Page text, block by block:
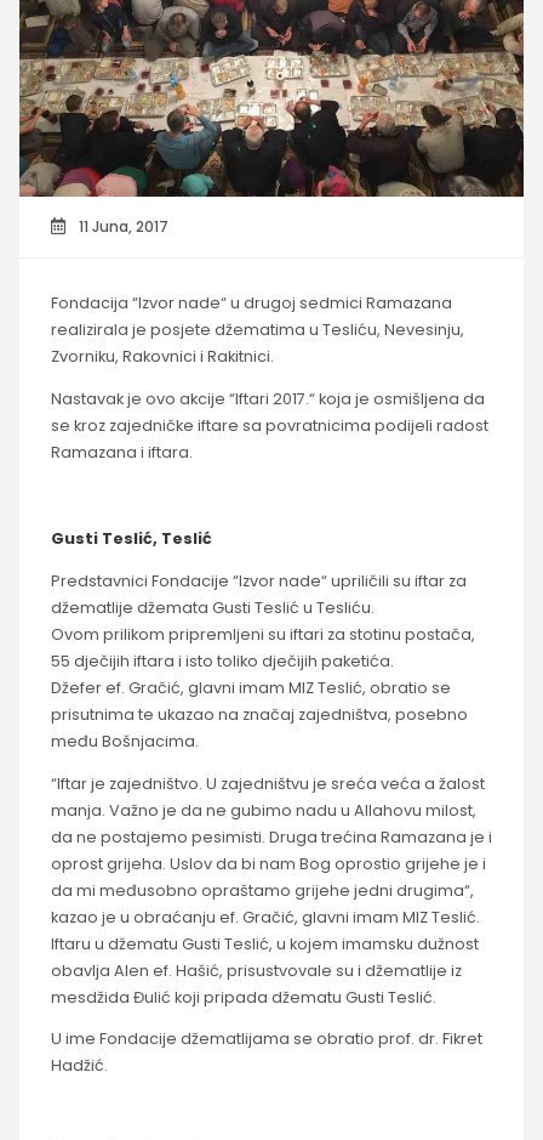
11 Juna, 2017
Fondacija “Izvor nade“ u drugoj sedmici Ramazana
realizirala je posjete džematima u Tesliću, Nevesinju,
Zvorniku, Rakovnici i Rakitnici.
Nastavak je ovo akcije “Iftari 2017.“ koja je osmišljena da
se kroz zajedničke iftare sa povratnicima podijeli radost
Ramazana i iftara.
Gusti Teslić, Teslić
Predstavnici Fondacije “Izvor nade“ upriličili su iftar za
džematlije džemata Gusti Teslić u Tesliću.
Ovom prilikom pripremljeni su iftari za stotinu postača,
55 dječijih iftara i isto toliko dječijih paketića.
Džefer ef. Gračić, glavni imam MIZ Teslić, obratio se
prisutnima te ukazao na značaj zajedništva, posebno
među Bošnjacima.
“Iftar je zajedništvo. U zajedništvu je sreća veća a žalost
manja. Važno je da ne gubimo nadu u Allahovu milost,
da ne postajemo pesimisti. Druga trećina Ramazana je i
oprost grijeha. Uslov da bi nam Bog oprostio grijehe je i
da mi međusobno opraštamo grijehe jedni drugima“,
kazao je u obraćanju ef. Gračić, glavni imam MIZ Teslić.
Iftaru u džematu Gusti Teslić, u kojem imamsku dužnost
obavlja Alen ef. Hašić, prisustvovale su i džematlije iz
mesdžida Đulić koji pripada džematu Gusti Teslić.
U ime Fondacije džematlijama se obratio prof. dr. Fikret
Hadžić.